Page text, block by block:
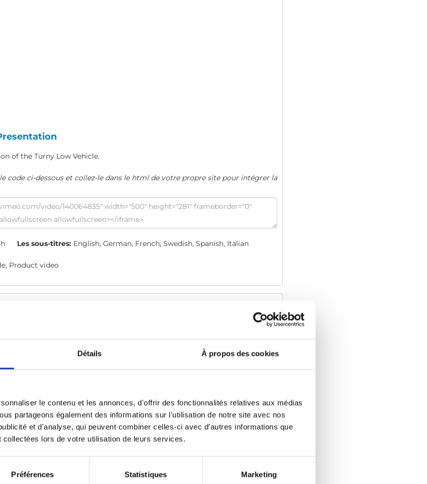
Détails À propos des cookies
le contenu et les annonces, d'offrir des fonctionnalités relatives aux médias
partageons également des informations sur l'utilisation de notre site avec nos
et d'analyse, qui peuvent combiner celles-ci avec d'autres informations que
lors de votre utilisation de leurs services.
Préférences Statistiques Marketing
of the Turny Low Vehicle.
code ci-dessous et collez-le dans le html de votre propre site pour intégrer la
Les sous-titres: English, German, French, Swedish, Spanish, Italian
Product video